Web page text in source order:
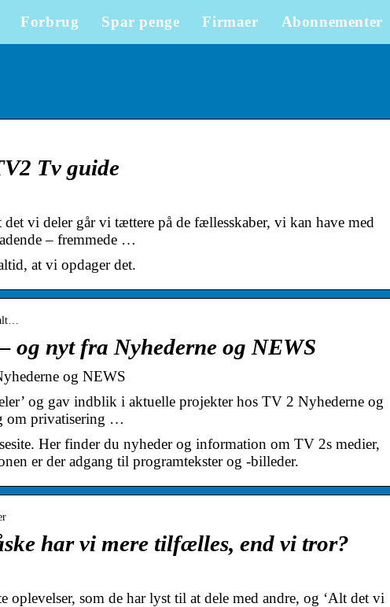
Forbrug Spar penge Firmaer Abonnementer
Tv guide
vi deler går vi tættere på de fællesskaber, vi kan have med
– fremmede …
at vi opdager det.
og nyt fra Nyhederne og NEWS
og NEWS
og gav indblik i aktuelle projekter hos TV 2 Nyhederne og
om privatisering …
Her finder du nyheder og information om TV 2s medier,
er der adgang til programtekster og -billeder.
har vi mere tilfælles, end vi tror?
oplevelser, som de har lyst til at dele med andre, og ‘Alt det vi